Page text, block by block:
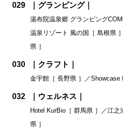
029 ｜グランピング｜
湯布院温泉郷 グランピング
温泉リゾート 風の国［ 島根県
県 ］
030 ｜クラフト｜
金宇館［ 長野県 ］／Showcase
032 ｜ウェルネス｜
Hotel KurBio［ 群馬県 ］／江之
県 ］